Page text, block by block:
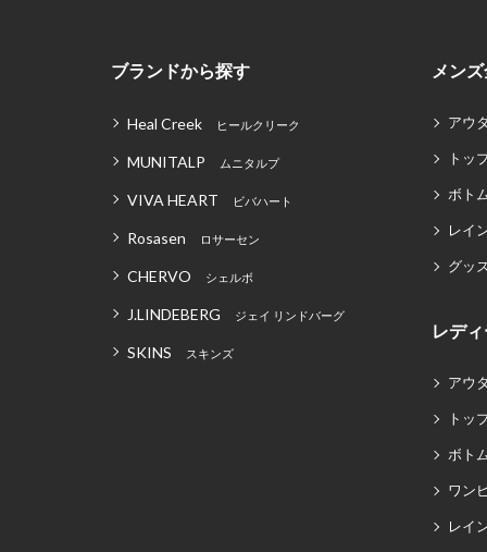
ブランドから探す
Heal Creek ヒールクリーク
MUNITALP ムニタルプ
VIVA HEART ビバハート
Rosasen ロサーセン
CHERVO シェルボ
J.LINDEBERG ジェイ リンドバーグ
SKINS スキンズ
メン
アウ
トッ
ボト
レイ
グッ
レデ
アウ
トッ
ボト
ワン
レイ